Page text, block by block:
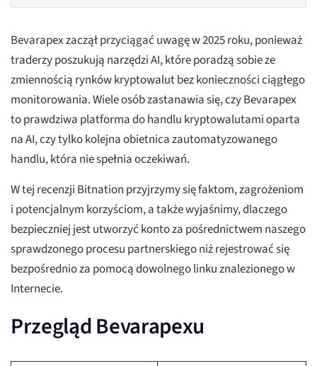
Bevarapex zaczął przyciągać uwagę w 2025 roku, ponieważ
traderzy poszukują narzędzi AI, które poradzą sobie ze
zmiennością rynków kryptowalut bez konieczności ciągłego
monitorowania. Wiele osób zastanawia się, czy Bevarapex
to prawdziwa platforma do handlu kryptowalutami oparta
na AI, czy tylko kolejna obietnica zautomatyzowanego
handlu, która nie spełnia oczekiwań.
W tej recenzji Bitnation przyjrzymy się faktom, zagrożeniom
i potencjalnym korzyściom, a także wyjaśnimy, dlaczego
bezpieczniej jest utworzyć konto za pośrednictwem naszego
sprawdzonego procesu partnerskiego niż rejestrować się
bezpośrednio za pomocą dowolnego linku znalezionego w
Internecie.
Przegląd Bevarapexu